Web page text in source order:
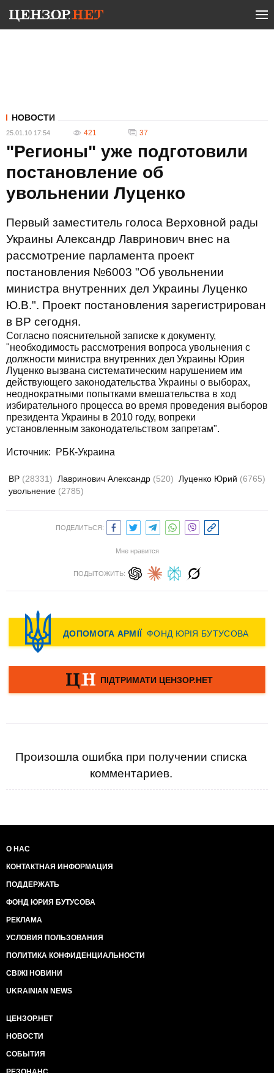
НОВОСТИ
25.01.10 17:54 421 37
"Регионы" уже подготовили
постановление об
увольнении Луценко
Первый заместитель голоса Верховной рады
Украины Александр Лавринович внес на
рассмотрение парламента проект
постановления №6003 "Об увольнении
министра внутренних дел Украины Луценко
Ю.В.". Проект постановления зарегистрирован
в ВР сегодня.
Согласно пояснительной записке к документу,
"необходимость рассмотрения вопроса увольнения с
должности министра внутренних дел Украины Юрия
Луценко вызвана систематическим нарушением им
действующего законодательства Украины о выборах,
неоднократными попытками вмешательства в ход
избирательного процесса во время проведения выборов
президента Украины в 2010 году, вопреки
установленным законодательством запретам".
Источник: РБК-Украина
ВР (28331) Лавринович Александр (520) Луценко Юрий (6765)
увольнение (2785)
ПОДЕЛИТЬСЯ:
Мне нравится
ПОДЫТОЖИТЬ:
Произошла ошибка при получении списка
комментариев.
О НАС
КОНТАКТНАЯ ИНФОРМАЦИЯ
ПОДДЕРЖАТЬ
ФОНД ЮРИЯ БУТУСОВА
РЕКЛАМА
УСЛОВИЯ ПОЛЬЗОВАНИЯ
ПОЛИТИКА КОНФИДЕНЦИАЛЬНОСТИ
СВІЖІ НОВИНИ
UKRAINIAN NEWS
ЦЕНЗОР.НЕТ
НОВОСТИ
СОБЫТИЯ